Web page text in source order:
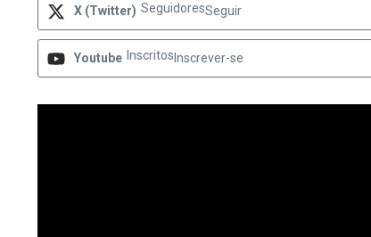
X (Twitter) SeguidoresSeguir
Youtube Inscritos Inscrever-se